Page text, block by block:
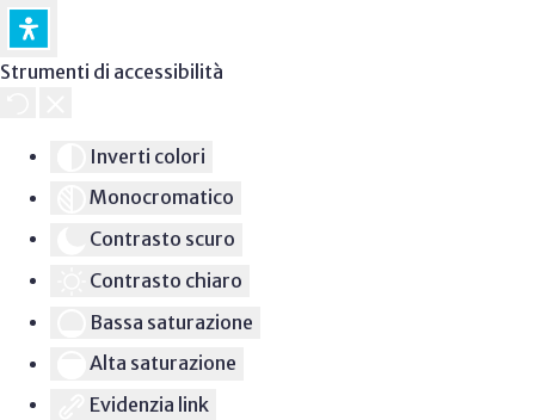
Strumenti di accessibilità
Inverti colori
Monocromatico
Contrasto scuro
Contrasto chiaro
Bassa saturazione
Alta saturazione
Evidenzia link